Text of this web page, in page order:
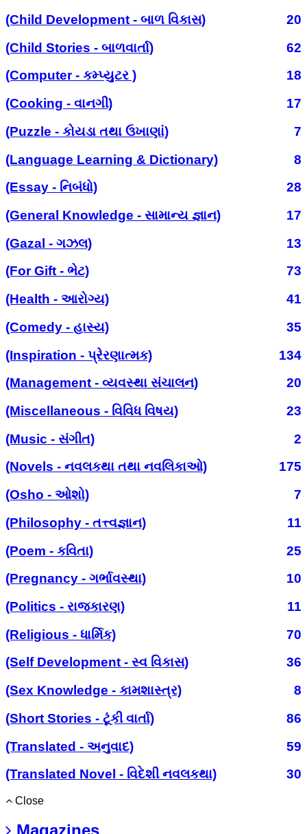
(Child Development - બાળ વિકાસ)
20
(Child Stories - બાળવાર્તા)
62
(Computer - કમ્પ્યુટર )
18
(Cooking - વાનગી)
17
(Puzzle - કોયડા તથા ઉખાણાં)
7
(Language Learning & Dictionary)
8
(Essay - નિબંધો)
28
(General Knowledge - સામાન્ય જ્ઞાન)
17
(Gazal - ગઝલ)
13
(For Gift - ભેટ)
73
(Health - આરોગ્ય)
41
(Comedy - હાસ્ય)
35
(Inspiration - પ્રેરણાત્મક)
134
(Management - વ્યવસ્થા સંચાલન)
20
(Miscellaneous - વિવિધ વિષય)
23
(Music - સંગીત)
2
(Novels - નવલકથા તથા નવલિકાઓ)
175
(Osho - ઓશો)
7
(Philosophy - તત્ત્વજ્ઞાન)
11
(Poem - કવિતા)
25
(Pregnancy - ગર્ભાવસ્થા)
10
(Politics - રાજકારણ)
11
(Religious - ધાર્મિક)
70
(Self Development - સ્વ વિકાસ)
36
(Sex Knowledge - કામશાસ્ત્ર)
8
(Short Stories - ટૂંકી વાર્તા)
86
(Translated - અનુવાદ)
59
(Translated Novel - વિદેશી નવલકથા)
30
Close
Magazines